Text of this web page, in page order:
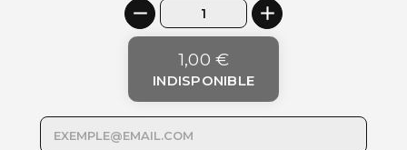
1,00 €
INDISPONIBLE